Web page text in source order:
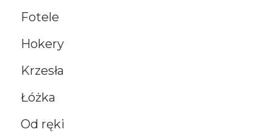
Fotele
Hokery
Krzesła
Łóżka
Od ręki